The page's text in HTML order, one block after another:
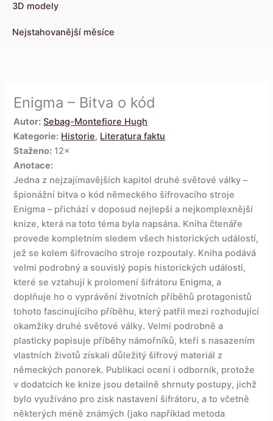
3D modely
Nejstahovanější měsíce
Enigma – Bitva o kód
Autor: Sebag-Montefiore Hugh
Kategorie: Historie, Literatura faktu
Staženo: 12×
Anotace:
Jedna z nejzajímavějších kapitol druhé světové války –
špionážní bitva o kód německého šifrovacího stroje
Enigma – přichází v doposud nejlepší a nejkomplexnější
knize, která na toto téma byla napsána. Kniha čtenáře
provede kompletním sledem všech historických událostí,
jež se kolem šifrovacího stroje rozpoutaly. Kniha podává
velmi podrobný a souvislý popis historických událostí,
které se vztahují k prolomení šifrátoru Enigma, a
doplňuje ho o vyprávění životních příběhů protagonistů
tohoto fascinujícího příběhu, který patřil mezi rozhodující
okamžiky druhé světové války. Velmi podrobně a
plasticky popisuje příběhy námořníků, kteří s nasazením
vlastních životů získali důležitý šifrový materiál z
německých ponorek. Publikaci ocení i odborník, protože
v dodatcích ke knize jsou detailně shrnuty postupy, jichž
bylo využíváno pro zisk nastavení šifrátoru, a to včetně
některých méně známých (jako například metoda